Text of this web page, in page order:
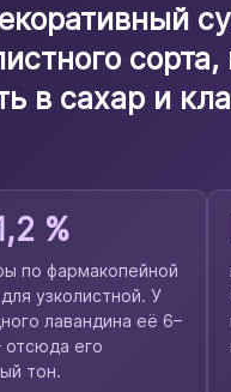
сорта,
в сахар и
%
по фармакопейной
узколистной. У
лавандина её 6–
отсюда его
тон.